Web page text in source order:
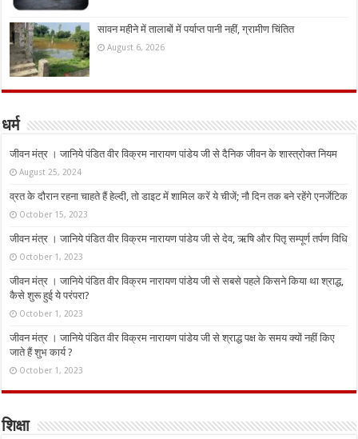
सावन महीने में तालाबों में पर्याप्त पानी नहीं, ग्रामीण चिंतित
August 6, 2026
धर्म
जीवन मंत्र । जानिये पंडित वीर विक्रम नारायण पांडेय जी से दैनिक जीवन के शास्त्रोक्त नियम
August 25, 2024
व्रत के दौरान रहना चाहते हैं हेल्दी, तो डाइट में शामिल करें ये चीजें; नौ दिन तक बने रहेंगे एनर्जेटिक
October 15, 2023
जीवन मंत्र । जानिये पंडित वीर विक्रम नारायण पांडेय जी से देव, ऋषि और पितृ सम्पूर्ण तर्पण विधि
October 1, 2023
जीवन मंत्र । जानिये पंडित वीर विक्रम नारायण पांडेय जी से सबसे पहले किसने किया था श्राद्ध,
कैसे शुरू हुई ये परंपरा?
October 1, 2023
जीवन मंत्र । जानिये पंडित वीर विक्रम नारायण पांडेय जी से श्राद्ध पक्ष के समय क्यों नहीं किए
जाते हैं शुभ कार्य ?
October 1, 2023
शिक्षा